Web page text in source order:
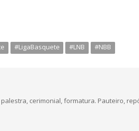
#LigaBasquete #LNB #NBB
cerimonial, formatura. Pauteiro,